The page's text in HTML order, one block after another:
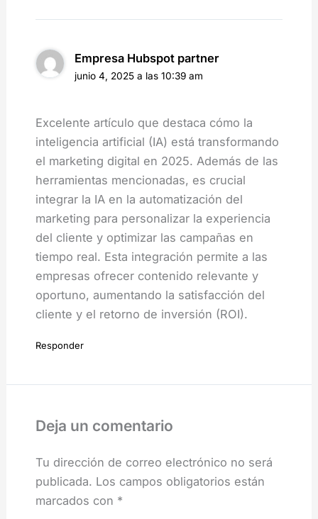
Empresa Hubspot partner
junio 4, 2025 a las 10:39 am
Excelente artículo que destaca cómo la
inteligencia artificial (IA) está transformando
el marketing digital en 2025. Además de las
herramientas mencionadas, es crucial
integrar la IA en la automatización del
marketing para personalizar la experiencia
del cliente y optimizar las campañas en
tiempo real. Esta integración permite a las
empresas ofrecer contenido relevante y
oportuno, aumentando la satisfacción del
cliente y el retorno de inversión (ROI).
Responder
Deja un comentario
Tu dirección de correo electrónico no será
publicada. Los campos obligatorios están
marcados con *